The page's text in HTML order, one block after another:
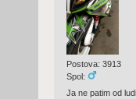
Postova: 3913
Spol:
Ja ne patim od